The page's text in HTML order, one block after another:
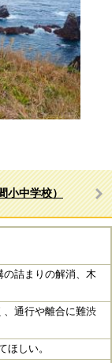
小中学校）
の詰まりの解消、木
、通行や離合に難渋
ほしい。